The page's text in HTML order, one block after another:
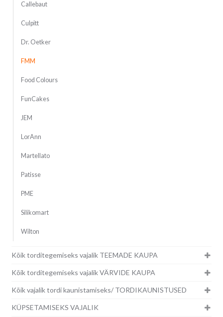
Callebaut
Culpitt
Dr. Oetker
FMM
Food Colours
FunCakes
JEM
LorAnn
Martellato
Patisse
PME
Silikomart
Wilton
Kõik torditegemiseks vajalik TEEMADE KAUPA
Kõik torditegemiseks vajalik VÄRVIDE KAUPA
Kõik vajalik tordi kaunistamiseks/ TORDIKAUNISTUSED
KÜPSETAMISEKS VAJALIK